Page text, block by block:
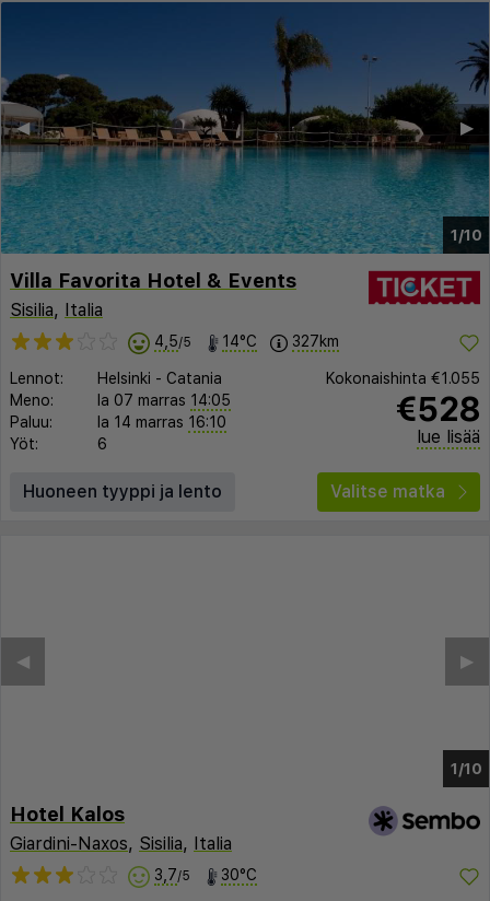
1/10
▶︎
◀︎
Villa Favorita Hotel & Events
Sisilia, Italia
4,5/5 14°C 327km
Lennot: Helsinki - Catania
Meno:
la 07 marras 14:05
Paluu:
la 14 marras 16:10
Yöt:
6
Kokonaishinta €1.055
€528
lue lisää
Huoneen tyyppi ja lento Valitse matka
1/5
▶︎
◀︎
Hotel Kalos
Giardini-Naxos, Sisilia, Italia
3,7/5 30°C